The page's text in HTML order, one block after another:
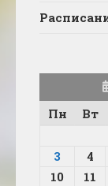
Пн
Вт
3
4
10
11